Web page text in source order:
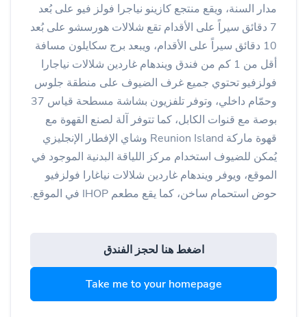
مدار السنة، ويقع منتجع كازينو نياجرا فولز فيو على بُعد
7 دقائق سيراً على الأقدام تقع شلالات هورسشو على بُعد
10 دقائق سيراً على الأقدام، ويبعد برج سكايلون مسافة
أقل من 1 كم من فندق ويندهام غاردين شلالات نياجارا
فولزفيو تحتوي جميع غرف الضيوف على منطقة جلوس
وحمّام داخلي، وتوفر تلفزيون بشاشة مسطحة قياس 37
بوصة مع قنوات الكابل، كما تتوفر آلة لصنع القهوة مع
قهوة ماركة Reunion Island وشاي الإفطار الإنجليزي
يُمكن للضيوف استخدام مركز اللياقة البدنية الموجود في
الموقع، ويوفر ويندهام غاردين شلالات نياغارا فولزفيو
حوض استحمام ساخن، كما يقع مطعم IHOP في الموقع.
اضغط هنا لحجز الفندق
Take me to your homepage